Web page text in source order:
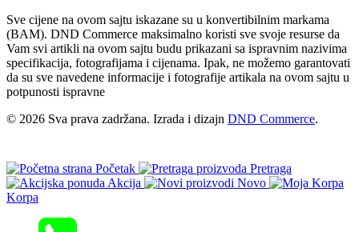
Sve cijene na ovom sajtu iskazane su u konvertibilnim markama
(BAM). DND Commerce maksimalno koristi sve svoje resurse da
Vam svi artikli na ovom sajtu budu prikazani sa ispravnim nazivima
specifikacija, fotografijama i cijenama. Ipak, ne možemo garantovati
da su sve navedene informacije i fotografije artikala na ovom sajtu u
potpunosti ispravne
© 2026 Sva prava zadržana. Izrada i dizajn DND Commerce.
Početak
Pretraga
Akcija
Novo
Korpa